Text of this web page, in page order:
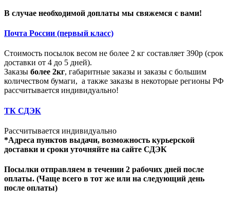
В случае необходимой доплаты мы свяжемся с вами!
Почта России (первый класс)
Стоимость посылок весом не более 2 кг составляет 390р (срок
доставки от 4 до 5 дней).
Заказы более 2кг, габаритные заказы и заказы с большим
количеством бумаги, а также заказы в некоторые регионы РФ
рассчитывается индивидуально!
ТК СДЭК
Рассчитывается индивидуально
*Адреса пунктов выдачи, возможность курьерской
доставки и сроки уточняйте на сайте СДЭК
Посылки отправляем в течении 2 рабочих дней после
оплаты. (Чаще всего в тот же или на следующий день
после оплаты)